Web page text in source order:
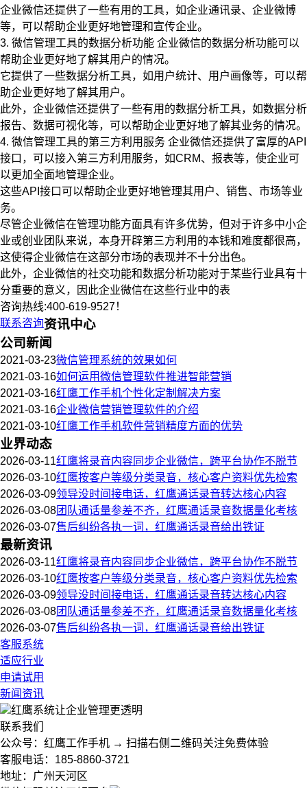
企业微信还提供了一些有用的工具，如企业通讯录、企业微博
等，可以帮助企业更好地管理和宣传企业。
3. 微信管理工具的数据分析功能 企业微信的数据分析功能可以
帮助企业更好地了解其用户的情况。
它提供了一些数据分析工具，如用户统计、用户画像等，可以帮
助企业更好地了解其用户。
此外，企业微信还提供了一些有用的数据分析工具，如数据分析
报告、数据可视化等，可以帮助企业更好地了解其业务的情况。
4. 微信管理工具的第三方利用服务 企业微信还提供了富厚的API
接口，可以接入第三方利用服务，如CRM、报表等，使企业可
以更加全面地管理企业。
这些API接口可以帮助企业更好地管理其用户、销售、市场等业
务。
尽管企业微信在管理功能方面具有许多优势，但对于许多中小企
业或创业团队来说，本身开辟第三方利用的本钱和难度都很高，
这使得企业微信在这部分市场的表现并不十分出色。
此外，企业微信的社交功能和数据分析功能对于某些行业具有十
分重要的意义，因此企业微信在这些行业中的表
咨询热线:400-619-9527！
联系咨询资讯中心
公司新闻
2021-03-23微信管理系统的效果如何
2021-03-16如何运用微信管理软件推进智能营销
2021-03-16红鹰工作手机个性化定制解决方案
2021-03-16企业微信营销管理软件的介绍
2021-03-10红鹰工作手机软件营销精度方面的优势
业界动态
2026-03-11红鹰将录音内容同步企业微信，跨平台协作不脱节
2026-03-10红鹰按客户等级分类录音，核心客户资料优先检索
2026-03-09领导没时间接电话，红鹰通话录音转达核心内容
2026-03-08团队通话量参差不齐，红鹰通话录音数据量化考核
2026-03-07售后纠纷各执一词，红鹰通话录音给出铁证
最新资讯
2026-03-11红鹰将录音内容同步企业微信，跨平台协作不脱节
2026-03-10红鹰按客户等级分类录音，核心客户资料优先检索
2026-03-09领导没时间接电话，红鹰通话录音转达核心内容
2026-03-08团队通话量参差不齐，红鹰通话录音数据量化考核
2026-03-07售后纠纷各执一词，红鹰通话录音给出铁证
客服系统
适应行业
申请试用
新闻资讯
红鹰系统让企业管理更透明
联系我们
公众号：红鹰工作手机 → 扫描右侧二维码关注免费体验
客服电话：185-8860-3721
地址：广州天河区